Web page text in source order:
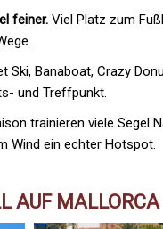
feiner. Viel Platz zum
Ski, Banaboat, Crazy
und Treffpunkt.
trainieren viele Segel
Wind ein echter Hotspot.
AUF MALLORCA